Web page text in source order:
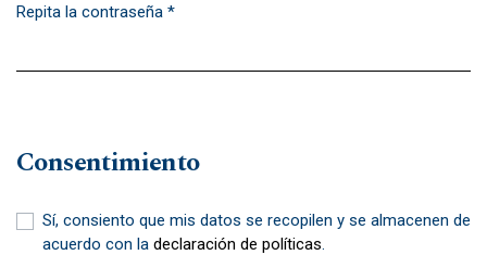
Repita la contraseña *
Consentimiento
Sí, consiento que mis datos se recopilen y se almacenen de
acuerdo con la declaración de políticas.